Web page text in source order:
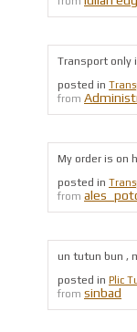
Transport only
posted in
from
My order is on
posted in
from
un tutun bun ,
posted in Plic
from sinbad